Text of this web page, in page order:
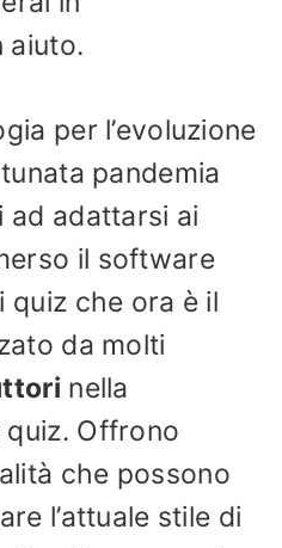
aiuto.
per l’evoluzione
pandemia
adattarsi ai
il software
quiz che ora è il
da molti
nella
Offrono
che possono
l’attuale stile di